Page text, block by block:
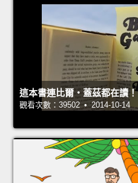
這本書連比爾‧蓋茲都在讀！
觀看次數：39502 • 2014-10-14